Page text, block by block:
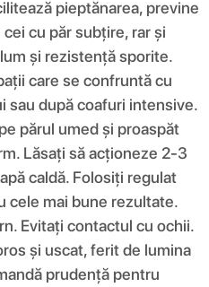
pieptănarea, previne
cu păr subțire, rar și
și rezistență sporite.
care se confruntă cu
sau după coafuri intensive.
părul umed și proaspăt
Lăsați să acționeze 2-3
caldă. Folosiți regulat
cele mai bune rezultate.
Evitați contactul cu ochii.
și uscat, ferit de lumina
prudență pentru